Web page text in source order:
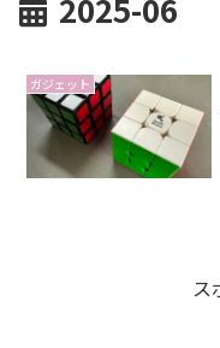
2025-06
ガジェット
ス